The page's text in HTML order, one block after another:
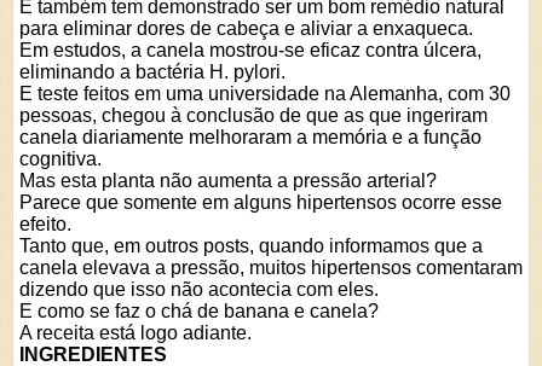
E também tem demonstrado ser um bom remédio natural
para eliminar dores de cabeça e aliviar a enxaqueca.
Em estudos, a canela mostrou-se eficaz contra úlcera,
eliminando a bactéria H. pylori.
E teste feitos em uma universidade na Alemanha, com 30
pessoas, chegou à conclusão de que as que ingeriram
canela diariamente melhoraram a memória e a função
cognitiva.
Mas esta planta não aumenta a pressão arterial?
Parece que somente em alguns hipertensos ocorre esse
efeito.
Tanto que, em outros posts, quando informamos que a
canela elevava a pressão, muitos hipertensos comentaram
dizendo que isso não acontecia com eles.
E como se faz o chá de banana e canela?
A receita está logo adiante.
INGREDIENTES